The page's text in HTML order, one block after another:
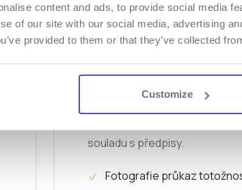
content and ads, to provide social media
of our site with our social media, advertising
provided to them or that they’ve collected
Customize
dokumentu
souladu s předpisy.
Fotografie průkaz